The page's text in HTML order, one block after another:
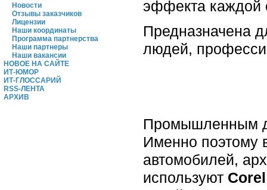
Новости
Отзывы заказчиков
Лицензии
Наши координаты
Программа партнерства
Наши партнеры
Наши вакансии
НОВОЕ НА САЙТЕ
ИТ-ЮМОР
ИТ-ГЛОССАРИЙ
RSS-ЛЕНТА
АРХИВ
эффекта каждой
Предназначена
людей,
Промышленным
Именно поэтому
автомобилей,
используют